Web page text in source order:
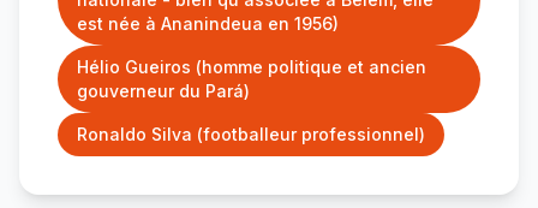
est née à Ananindeua en 1956)
Hélio Gueiros (homme politique et ancien
gouverneur du Pará)
Ronaldo Silva (footballeur professionnel)